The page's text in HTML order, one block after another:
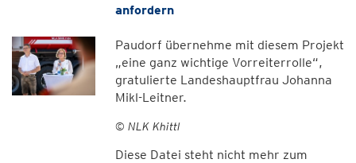
anfordern
Paudorf übernehme mit diesem Projekt
„eine ganz wichtige Vorreiterrolle“,
gratulierte Landeshauptfrau Johanna
Mikl-Leitner.
© NLK Khittl
Diese Datei steht nicht mehr zum